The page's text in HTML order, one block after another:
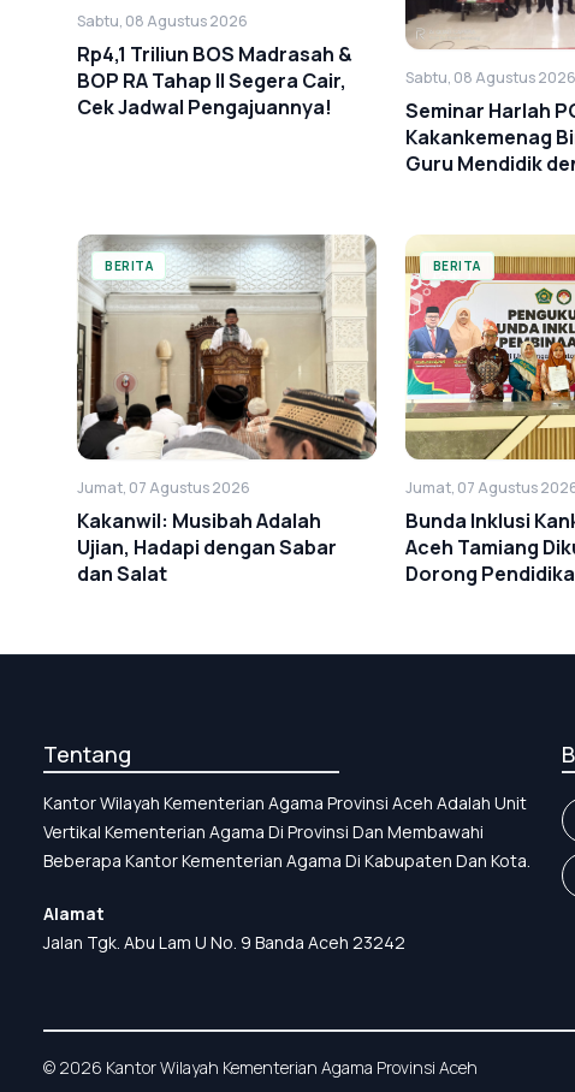
Sabtu, 08 Agustus 2026
Rp4,1 Triliun BOS Madrasah &
BOP RA Tahap II Segera Cair,
Cek Jadwal Pengajuannya!
Sabtu, 08 Agustus 2026
Seminar Harlah
Kakankemenag
Guru Mendidik
BERITA
Jumat, 07 Agustus 2026
Kakanwil: Musibah Adalah
Ujian, Hadapi dengan Sabar
dan Salat
BERITA
Jumat, 07 Agustus
Bunda Inklusi
Aceh Tamiang
Dorong
Tentang
Kantor Wilayah Kementerian Agama Provinsi Aceh Adalah Unit
Vertikal Kementerian Agama Di Provinsi Dan Membawahi
Beberapa Kantor Kementerian Agama Di Kabupaten Dan Kota.
Alamat
Jalan Tgk. Abu Lam U No. 9 Banda Aceh 23242
© 2026 Kantor Wilayah Kementerian Agama Provinsi Aceh